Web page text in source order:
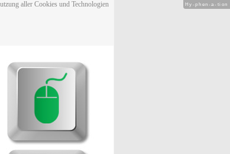
aller Cookies und Technologien
Hy-phen-a-tion